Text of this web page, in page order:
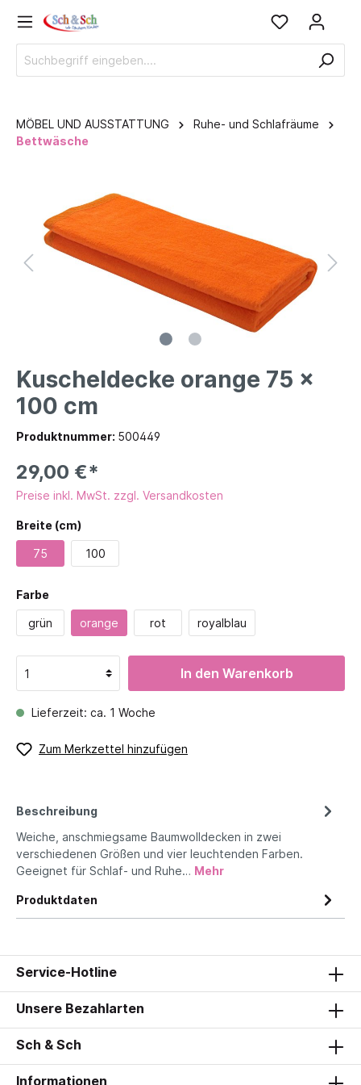
MÖBEL UND AUSSTATTUNG
Ruhe- und Schlafräume
Bettwäsche
Kuscheldecke orange 75 x
100 cm
Produktnummer: 500449
29,00 €*
Preise inkl. MwSt. zzgl. Versandkosten
Breite (cm)
75 100
Farbe
grün orange rot royalblau
In den Warenkorb
Lieferzeit: ca. 1 Woche
Zum Merkzettel hinzufügen
Beschreibung
Weiche, anschmiegsame Baumwolldecken in zwei
verschiedenen Größen und vier leuchtenden Farben.
Geeignet für Schlaf- und Ruhe… Mehr
Produktdaten
Service-Hotline
Unsere Bezahlarten
Sch & Sch
Informationen